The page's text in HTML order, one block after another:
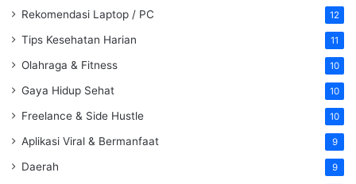
Rekomendasi Laptop / PC 12
Tips Kesehatan Harian 11
Olahraga & Fitness 10
Gaya Hidup Sehat 10
Freelance & Side Hustle 10
Aplikasi Viral & Bermanfaat 9
Daerah 9